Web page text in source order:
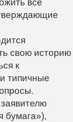
все
свою историю
к
типичные
бумага»),